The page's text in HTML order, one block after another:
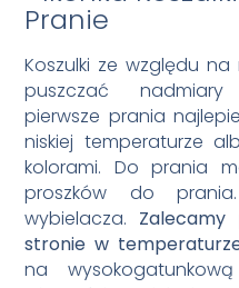
Pranie
Koszulki ze względu
puszczać
pierwsze prania
niskiej temperaturze
kolorami. Do prania
proszków do
wybielacza.
stronie w
na